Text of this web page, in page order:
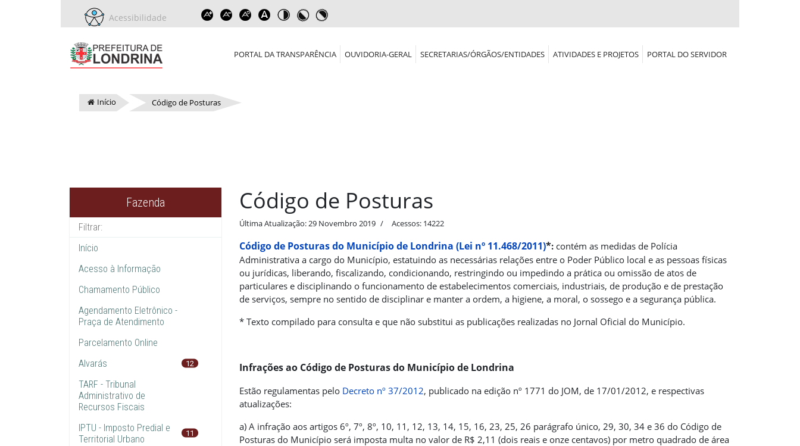
Acessibilidade
PORTAL DA TRANSPARÊNCIA OUVIDORIA-GERAL SECRETARIAS/ÓRGÃOS/ENTIDADES ATIVIDADES E PROJETOS PORTAL DO SERVIDOR
Início Código de Posturas
Fazenda
Início
Acesso à Informação
Chamamento Público
Agendamento Eletrônico -
Praça de Atendimento
Parcelamento Online
Alvarás
12
TARF - Tribunal
Administrativo de
Recursos Fiscais
IPTU - Imposto Predial e
Territorial Urbano
11
Código de Posturas
Última Atualização: 29 Novembro 2019 Acessos: 14222
Código de Posturas do Município de Londrina (Lei nº 11.468/2011)*: contém as medidas de Polícia
Administrativa a cargo do Município, estatuindo as necessárias relações entre o Poder Público local e as pessoas físicas
ou jurídicas, liberando, fiscalizando, condicionando, restringindo ou impedindo a prática ou omissão de atos de
particulares e disciplinando o funcionamento de estabelecimentos comerciais, industriais, de produção e de prestação
de serviços, sempre no sentido de disciplinar e manter a ordem, a higiene, a moral, o sossego e a segurança pública.
* Texto compilado para consulta e que não substitui as publicações realizadas no Jornal Oficial do Município.
Infrações ao Código de Posturas do Município de Londrina
Estão regulamentas pelo Decreto nº 37/2012, publicado na edição nº 1771 do JOM, de 17/01/2012, e respectivas
atualizações:
a) A infração aos artigos 6º, 7º, 8º, 10, 11, 12, 13, 14, 15, 16, 23, 25, 26 parágrafo único, 29, 30, 34 e 36 do Código de
Posturas do Município será imposta multa no valor de R$ 2,11 (dois reais e onze centavos) por metro quadrado de área